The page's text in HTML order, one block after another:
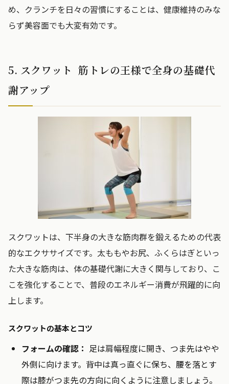
め、クランチを日々の習慣にすることは、健康維持のみな
らず美容面でも大変有効です。
5. スクワット 筋トレの王様で全身の基礎代
謝アップ
スクワットは、下半身の大きな筋肉群を鍛えるための代表
的なエクササイズです。太ももやお尻、ふくらはぎといっ
た大きな筋肉は、体の基礎代謝に大きく関与しており、こ
こを強化することで、普段のエネルギー消費が飛躍的に向
上します。
スクワットの基本とコツ
フォームの確認： 足は肩幅程度に開き、つま先はやや
外側に向けます。背中は真っ直ぐに保ち、腰を落とす
際は膝がつま先の方向に向くように注意しましょう。